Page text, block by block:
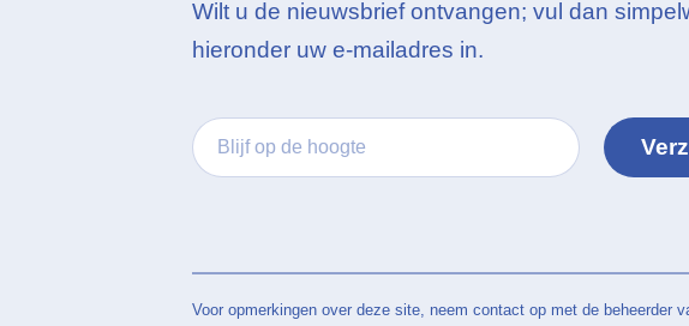
Wilt u de nieuwsbrief ontvangen; vul dan
hieronder uw e-mailadres in.
Voor opmerkingen over deze site, neem contact op met de beheerder